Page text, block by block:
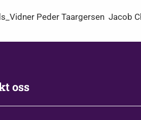
Peder Taargersen Jacob
oss